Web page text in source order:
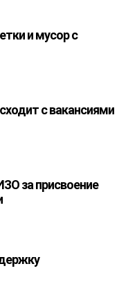
и мусор с
с вакансиями
за присвоение